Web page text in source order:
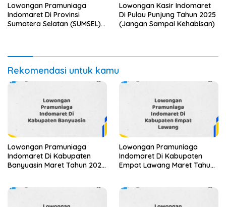
Lowongan Pramuniaga
Indomaret Di Provinsi
Sumatera Selatan (SUMSEL)
Lowongan Kasir Indomaret
Di Pulau Punjung Tahun 2025
(Jangan Sampai Kehabisan)
Rekomendasi untuk kamu
Lowongan Pramuniaga
Indomaret Di Kabupaten
Banyuasin Maret Tahun 2025
Lowongan Pramuniaga
Indomaret Di Kabupaten
Empat Lawang Maret Tahun